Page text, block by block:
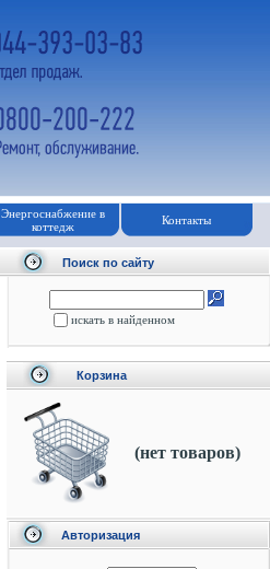
Энергоснабжение в
коттедж
Контакты
Поиск по сайту
искать в найденном
Корзина
(нет товаров)
Авторизация